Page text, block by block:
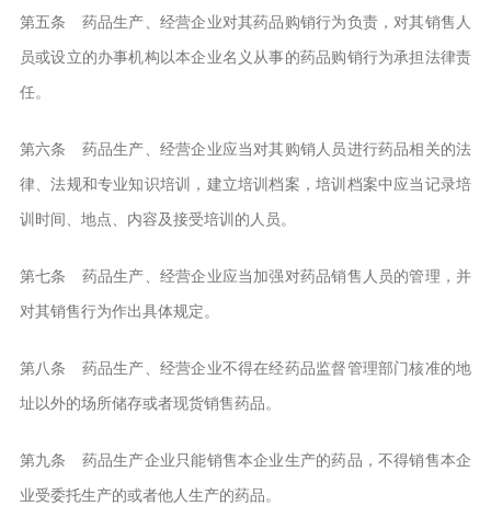
第五条 药品生产、经营企业对其药品购销行为负责，对其销售人
员或设立的办事机构以本企业名义从事的药品购销行为承担法律责
任。
第六条 药品生产、经营企业应当对其购销人员进行药品相关的法
律、法规和专业知识培训，建立培训档案，培训档案中应当记录培
训时间、地点、内容及接受培训的人员。
第七条 药品生产、经营企业应当加强对药品销售人员的管理，并
对其销售行为作出具体规定。
第八条 药品生产、经营企业不得在经药品监督管理部门核准的地
址以外的场所储存或者现货销售药品。
第九条 药品生产企业只能销售本企业生产的药品，不得销售本企
业受委托生产的或者他人生产的药品。